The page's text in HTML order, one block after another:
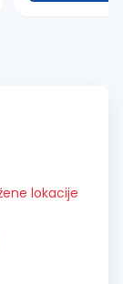
lokacije